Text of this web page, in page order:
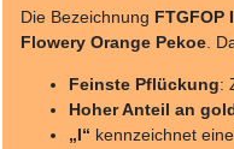
Die Bezeichnung FTGFOP I
Flowery Orange Pekoe .
Feinste Pflückung:
Hoher Anteil an
„I“ kennzeichnet